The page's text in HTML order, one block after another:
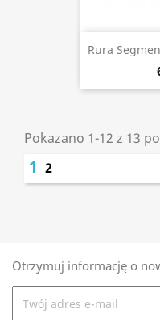
Rura
Pokazano 1-12 z 13
1 2
Otrzymuj informację o